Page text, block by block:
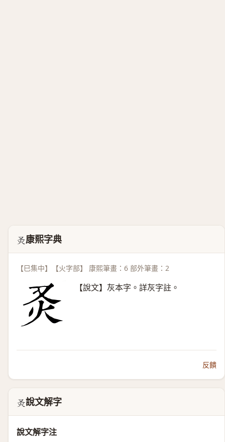
𤆆 康熙字典
【巳集中】【火字部】 康熙筆畫：6 部外筆畫：2
【說文】灰本字。詳灰字註。
反饋
𤆆說文解字
說文解字注